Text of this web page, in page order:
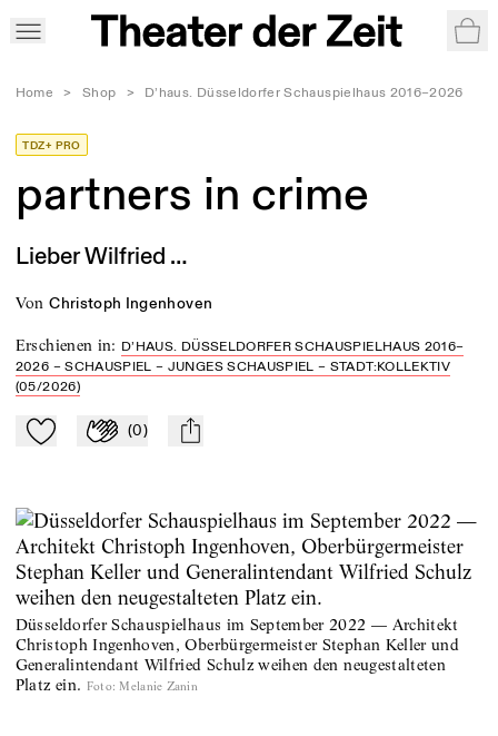
Home > Shop > D’haus. Düsseldorfer Schauspielhaus 2016–2026
TDZ+ PRO
partners in crime
Lieber Wilfried …
von Christoph Ingenhoven
Erschienen in: D’HAUS. DÜSSELDORFER SCHAUSPIELHAUS 2016–
2026 – SCHAUSPIEL – JUNGES SCHAUSPIEL – STADT:KOLLEKTIV
(05/2026)
Zu Mein-TdZ hinzufügen
Applaudieren
(0) mail
Düsseldorfer Schauspielhaus im September 2022 — Architekt
Christoph Ingenhoven, Oberbürgermeister Stephan Keller und
Generalintendant Wilfried Schulz weihen den neugestalteten
Platz ein. Foto: Melanie Zanin